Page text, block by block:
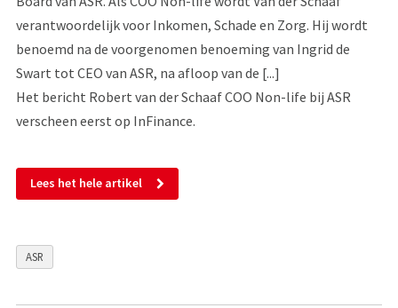
verantwoordelijk voor Inkomen, Schade en Zorg. Hij wordt
benoemd na de voorgenomen benoeming van Ingrid de
Swart tot CEO van ASR, na afloop van de [...]
Het bericht Robert van der Schaaf COO Non-life bij ASR
verscheen eerst op InFinance.
Lees het hele artikel
ASR